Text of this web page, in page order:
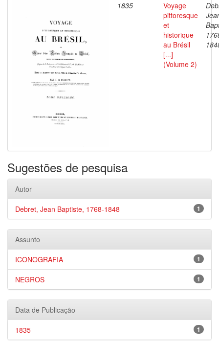
1835
Voyage
pittoresque
et
historique
au Brésil
[...]
(Volume 2)
Sugestões de pesquisa
Autor
1
Debret, Jean Baptiste, 1768-1848
Assunto
1
ICONOGRAFIA
1
NEGROS
Data de Publicação
1
1835